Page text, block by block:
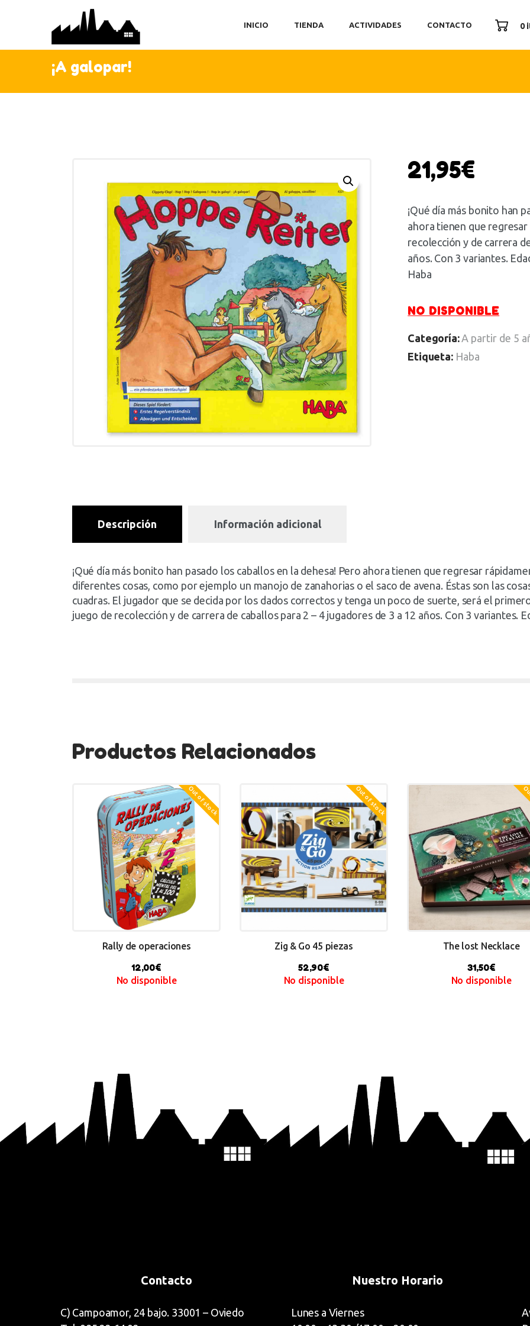
INICIO TIENDA ACTIVIDADES CONTACTO 0
¡A galopar!
TIENDA
ACTIVIDADES
21,95€
¡Qué día más bonito han
ahora tienen que regresar
recolección y de carrera
años. Con 3 variantes.
Haba
NO DISPONIBLE
Categoría:A partir de 5
Etiqueta: Haba
Descripción Información adicional
¡Qué día más bonito han pasado los caballos en la dehesa! Pero ahora tienen que regresar
diferentes cosas, como por ejemplo un manojo de zanahorias o el saco de avena. Éstas son las
cuadras. El jugador que se decida por los dados correctos y tenga un poco de suerte, será el
juego de recolección y de carrera de caballos para 2 – 4 jugadores de 3 a 12 años. Con 3 variantes.
Productos Relacionados
Out of stock
Rally de operaciones
12,00€
No disponible
Out of stock
Zig & Go 45 piezas
52,90€
No disponible
The lost Necklace
31,50€
No disponible
Contacto
C) Campoamor, 24 bajo. 33001 – Oviedo
Nuestro Horario
Lunes a Viernes